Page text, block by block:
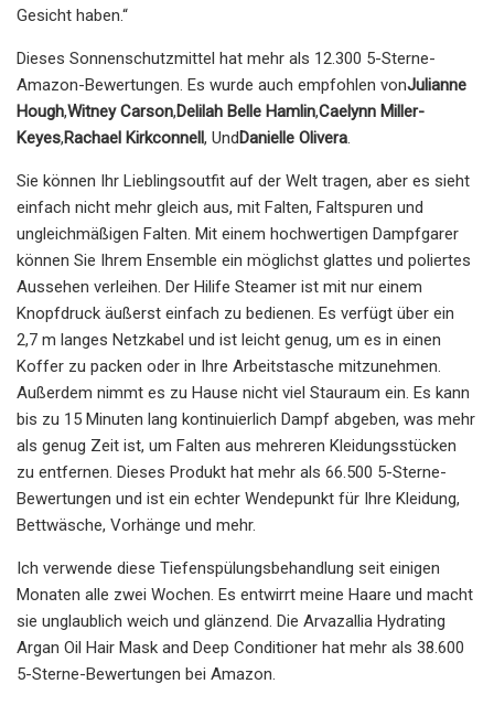
Gesicht haben.“
Dieses Sonnenschutzmittel hat mehr als 12.300 5-Sterne-
Amazon-Bewertungen. Es wurde auch empfohlen vonJulianne
Hough,Witney Carson,Delilah Belle Hamlin,Caelynn Miller-
Keyes,Rachael Kirkconnell, UndDanielle Olivera.
Sie können Ihr Lieblingsoutfit auf der Welt tragen, aber es sieht
einfach nicht mehr gleich aus, mit Falten, Faltspuren und
ungleichmäßigen Falten. Mit einem hochwertigen Dampfgarer
können Sie Ihrem Ensemble ein möglichst glattes und poliertes
Aussehen verleihen. Der Hilife Steamer ist mit nur einem
Knopfdruck äußerst einfach zu bedienen. Es verfügt über ein
2,7 m langes Netzkabel und ist leicht genug, um es in einen
Koffer zu packen oder in Ihre Arbeitstasche mitzunehmen.
Außerdem nimmt es zu Hause nicht viel Stauraum ein. Es kann
bis zu 15 Minuten lang kontinuierlich Dampf abgeben, was mehr
als genug Zeit ist, um Falten aus mehreren Kleidungsstücken
zu entfernen. Dieses Produkt hat mehr als 66.500 5-Sterne-
Bewertungen und ist ein echter Wendepunkt für Ihre Kleidung,
Bettwäsche, Vorhänge und mehr.
Ich verwende diese Tiefenspülungsbehandlung seit einigen
Monaten alle zwei Wochen. Es entwirrt meine Haare und macht
sie unglaublich weich und glänzend. Die Arvazallia Hydrating
Argan Oil Hair Mask and Deep Conditioner hat mehr als 38.600
5-Sterne-Bewertungen bei Amazon.